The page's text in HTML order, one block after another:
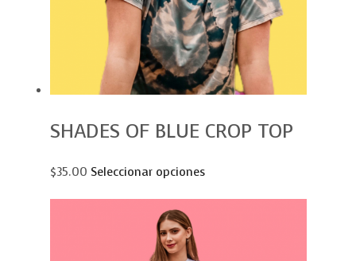
SHADES OF BLUE CROP TOP
$35.00 Seleccionar opciones